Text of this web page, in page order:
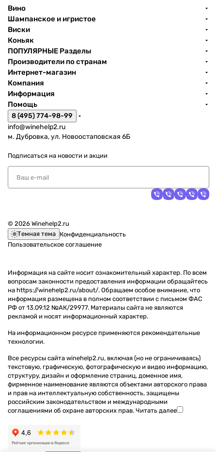
Вино
Шампанское и игристое
Виски
Коньяк
ПОПУЛЯРНЫЕ Разделы
Производители по странам
Интернет-магазин
Компания
Информация
Помощь
8 (495) 774-98-99
info@winehelp2.ru
м. Дубровка, ул. Новоостаповская 6Б
Подписаться на новости и акции
© 2026 Winehelp2.ru
Темная тема Конфиденциальность
Пользовательское соглашение
Информация на сайте носит ознакомительный характер. По всем
вопросам законности предоставления информации обращайтесь
на https://winehelp2.ru/about/. Обращаем особое внимание, что
информация размещена в полном соответствии с письмом ФАС
РФ от 13.09.12 №АК/29977. Материалы сайта не являются
рекламой и носят информационный характер.
На информационном ресурсе применяются рекомендательные
технологии.
Все ресурсы сайта winehelp2.ru, включая (но не ограничиваясь)
текстовую, графическую, фотографическую и видео информацию,
структуру, дизайн и оформление страниц, доменное имя,
фирменное наименование являются объектами авторского права
и прав на интеллектуальную собственность, защищены
российским законодательством и международными
соглашениями об охране авторских прав. Читать далее